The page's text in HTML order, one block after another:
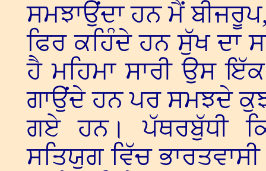
ਸਮਝਾਉਂਦਾ ਹਨ ਮੈਂ
ਫਿਰ ਕਹਿੰਦੇ ਹਨ ਸੁੱਖ ਦਾ
ਹੈ ਮਹਿਮਾ ਸਾਰੀ ਉਸ ਇੱਕ
ਗਾਉਂਦੇ ਹਨ ਪਰ ਸਮਝਦੇ
ਗਏ ਹਨ। ਪੱਥਰਬੁੱਧੀ
ਸਤਿਯੁਗ ਵਿੱਚ